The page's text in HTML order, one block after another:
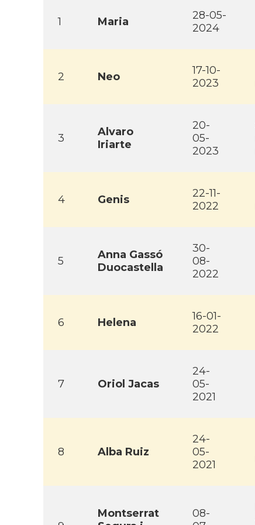
1 Maria
28-05-
2024
2 Neo
17-10-
2023
3
Alvaro
Iriarte
20-
05-
2023
4 Genis
22-11-
2022
5
Anna Gassó
Duocastella
30-
08-
2022
6 Helena
16-01-
2022
7 Oriol Jacas
24-
05-
2021
8 Alba Ruiz
24-
05-
2021
Montserrat
08-